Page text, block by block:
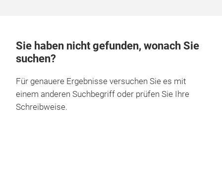
Sie haben nicht gefunden, wonach Sie
suchen?
Für genauere Ergebnisse versuchen Sie es mit
einem anderen Suchbegriff oder prüfen Sie Ihre
Schreibweise.